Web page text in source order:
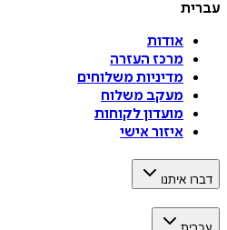
עברית
אודות
מרכז העזרה
מדיניות משלוחים
מעקב משלוח
מועדון לקוחות
איזור אישי
דברו איתנו